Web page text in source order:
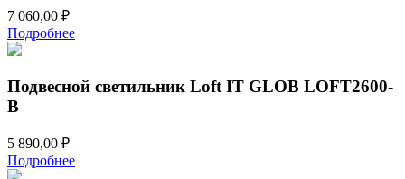
7 060,00 ₽
Подробнее
Подвесной светильник Loft IT GLOB LOFT2600-
B
5 890,00 ₽
Подробнее